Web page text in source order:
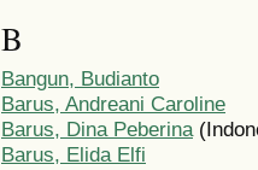
B
Bangun, Budianto
Barus, Andreani Caroline
Barus, Dina Peberina
Barus, Elida Elfi